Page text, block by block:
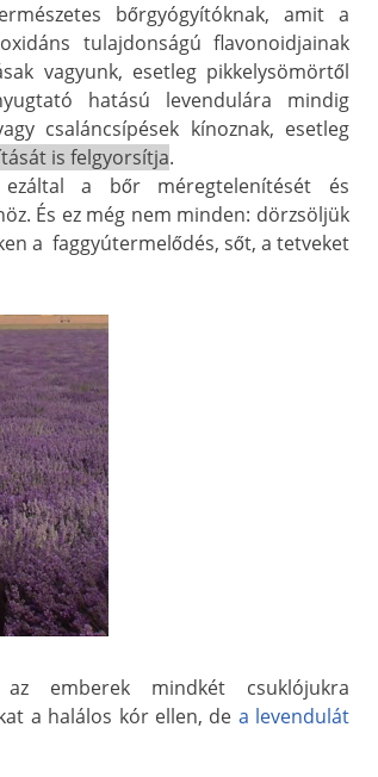
bőrgyógyítóknak, amit a
tulajdonságú flavonoidjainak
vagyunk, esetleg pikkelysömörtől
hatású levendulára mindig
csaláncsípések kínoznak, esetleg
is felgyorsítja.
a bőr méregtelenítését és
És ez még nem minden: dörzsöljük
a faggyútermelődés, sőt, a tetveket
emberek mindkét csuklójukra
a halálos kór ellen, de a levendulát